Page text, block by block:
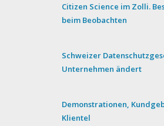
Citizen Science im Zolli.
beim Beobachten
Schweizer
Unternehmen ändert
Demonstrationen,
Klientel